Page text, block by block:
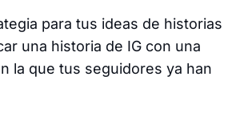
para tus ideas de historias
una historia de IG con una
la que tus seguidores ya han